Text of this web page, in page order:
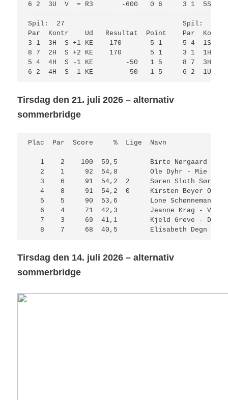
6 2  3U  V  = R3       -600   0 6     3 1  5S
Spil:  27
Par  Kontr    Ud   Resultat  Point    Par
3 1  3H  S +1 KE    170       5 1     5 4  1S
8 7  2H  S +2 KE    170       5 1     3 1  1H
5 4  4H  S -1 KE        -50   1 5     8 7  3H
6 2  4H  S -1 KE        -50   1 5     6 2  1U  S
Tirsdag den 21. juli 2026 – alternativ
sommerbridge
Plac  Par  Score     %  Lige  Navn
1    2    100  59,5        Birte Nørgaard -
2    1     92  54,8        Ole Dyhr - Mie
3    6     91  54,2  2     Søren Sloth
4    8     91  54,2  0     Kirsten Beyer
5    5     90  53,6        Lone Schønnemann -
6    4     71  42,3        Jeanne Krag -
7    3     69  41,1        Kjeld Greve -
Tirsdag den 14. juli 2026 – alternativ
sommerbridge